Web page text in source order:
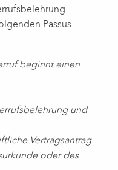
Passus
beginnt einen
und
Vertragsantrag
oder des